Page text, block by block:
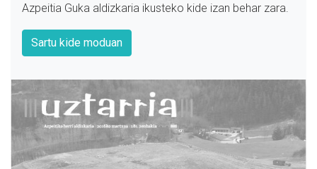
Azpeitia Guka aldizkaria ikusteko kide izan behar zara.
Sartu kide moduan